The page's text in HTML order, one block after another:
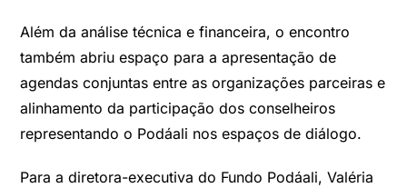
Além da análise técnica e financeira, o encontro
também abriu espaço para a apresentação de
agendas conjuntas entre as organizações parceiras e
alinhamento da participação dos conselheiros
representando o Podáali nos espaços de diálogo.
Para a diretora-executiva do Fundo Podáali, Valéria